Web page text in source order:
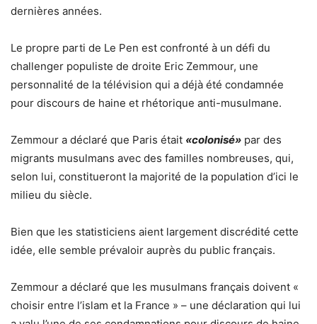
dernières années.
Le propre parti de Le Pen est confronté à un défi du
challenger populiste de droite Eric Zemmour, une
personnalité de la télévision qui a déjà été condamnée
pour discours de haine et rhétorique anti-musulmane.
Zemmour a déclaré que Paris était «colonisé» par des
migrants musulmans avec des familles nombreuses, qui,
selon lui, constitueront la majorité de la population d’ici le
milieu du siècle.
Bien que les statisticiens aient largement discrédité cette
idée, elle semble prévaloir auprès du public français.
Zemmour a déclaré que les musulmans français doivent «
choisir entre l’islam et la France » – une déclaration qui lui